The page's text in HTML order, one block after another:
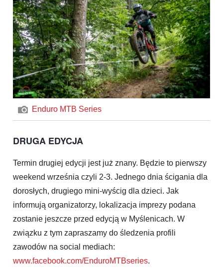
Enduro MTB Series
DRUGA EDYCJA
Termin drugiej edycji jest już znany. Będzie to pierwszy
weekend września czyli 2-3. Jednego dnia ścigania dla
dorosłych, drugiego mini-wyścig dla dzieci. Jak
informują organizatorzy, lokalizacja imprezy podana
zostanie jeszcze przed edycją w Myślenicach. W
związku z tym zapraszamy do śledzenia profili
zawodów na social mediach:
www.facebook.com/EnduroMTBseries.